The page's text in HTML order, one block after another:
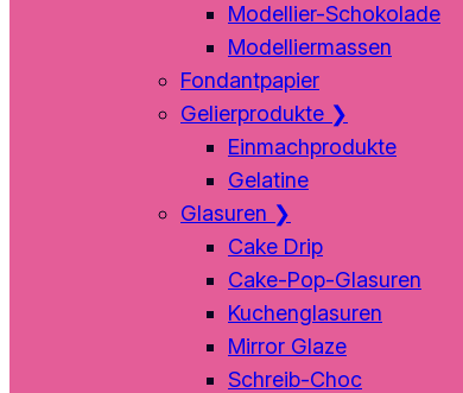
Modellier-Schokolade
Modelliermassen
Fondantpapier
Gelierprodukte ❯
Einmachprodukte
Gelatine
Glasuren ❯
Cake Drip
Cake-Pop-Glasuren
Kuchenglasuren
Mirror Glaze
Schreib-Choc